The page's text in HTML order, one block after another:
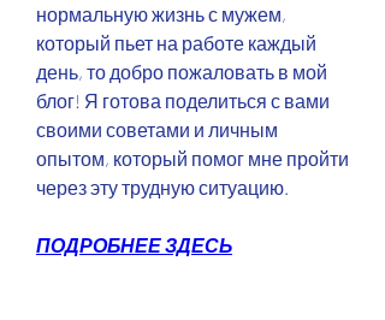
нормальную жизнь с мужем,
который пьет на работе каждый
день, то добро пожаловать в мой
блог! Я готова поделиться с вами
своими советами и личным
опытом, который помог мне пройти
через эту трудную ситуацию.
ПОДРОБНЕЕ ЗДЕСЬ